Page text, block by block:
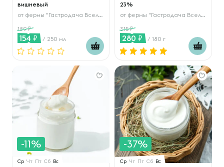
вишневый
от фермы "Гастродача Вселуг"
189
154 / 250 мл
23%
от фермы "Гастродача Вселуг"
315
280 / 180 г
-11%
Ср Чт Пт Сб Вс
-37%
Ср Чт Пт Сб Вс